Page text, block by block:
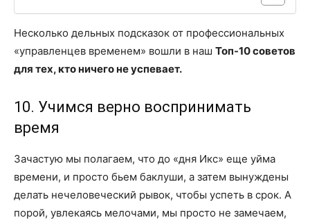
Несколько дельных подсказок от профессиональных
«управленцев временем» вошли в наш Топ-10 советов
для тех, кто ничего не успевает.
10. Учимся верно воспринимать
время
Зачастую мы полагаем, что до «дня Икс» еще уйма
времени, и просто бьем баклуши, а затем вынуждены
делать нечеловеческий рывок, чтобы успеть в срок. А
порой, увлекаясь мелочами, мы просто не замечаем,